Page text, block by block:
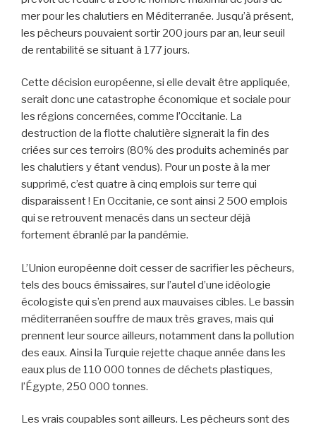
mer pour les chalutiers en Méditerranée. Jusqu’à présent,
les pêcheurs pouvaient sortir 200 jours par an, leur seuil
de rentabilité se situant à 177 jours.
Cette décision européenne, si elle devait être appliquée,
serait donc une catastrophe économique et sociale pour
les régions concernées, comme l’Occitanie. La
destruction de la flotte chalutière signerait la fin des
criées sur ces terroirs (80% des produits acheminés par
les chalutiers y étant vendus). Pour un poste à la mer
supprimé, c’est quatre à cinq emplois sur terre qui
disparaissent ! En Occitanie, ce sont ainsi 2 500 emplois
qui se retrouvent menacés dans un secteur déjà
fortement ébranlé par la pandémie.
L’Union européenne doit cesser de sacrifier les pêcheurs,
tels des boucs émissaires, sur l’autel d’une idéologie
écologiste qui s’en prend aux mauvaises cibles. Le bassin
méditerranéen souffre de maux très graves, mais qui
prennent leur source ailleurs, notamment dans la pollution
des eaux. Ainsi la Turquie rejette chaque année dans les
eaux plus de 110 000 tonnes de déchets plastiques,
l’Égypte, 250 000 tonnes.
Les vrais coupables sont ailleurs. Les pêcheurs sont des